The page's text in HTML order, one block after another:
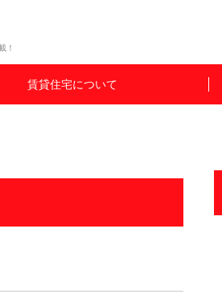
！
賃貸住宅について